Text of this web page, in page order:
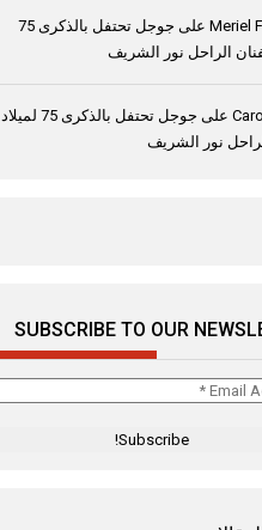
Meriel على
جوجل تحتفل بالذكرى 75
الراحل نور الشريف
على
جوجل تحتفل بالذكرى 75 لميلاد
نور الشريف
SUBSCRIBE TO OUR